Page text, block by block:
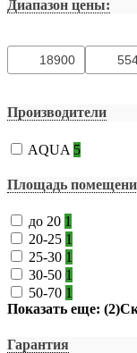
Диапазон цены:
Производители
AQUA 5
Площадь
до 20 1
20-25 1
25-30 1
30-50 1
50-70 1
Показать еще: (2)
Гарантия